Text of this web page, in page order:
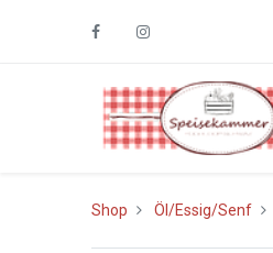
Shop Öl/Essig/Senf